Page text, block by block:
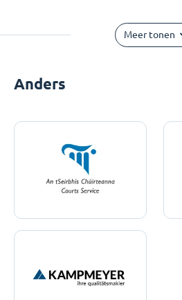
Meer tonen
Anders